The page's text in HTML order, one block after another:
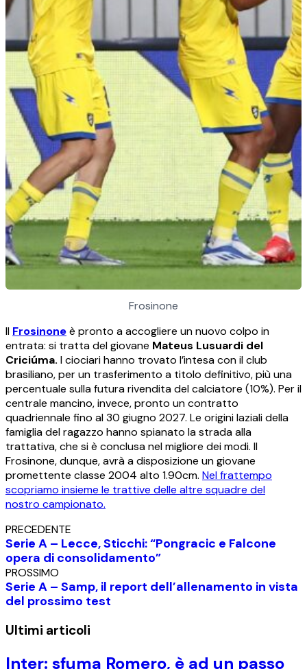
Frosinone
Il Frosinoneè pronto a accogliere un nuovo colpo in
entrata: si tratta del giovane Mateus Lusuardi del
Criciúma. I ciociari hanno trovato l’intesa con il club
brasiliano, per un trasferimento a titolo definitivo, più una
percentuale sulla futura rivendita del calciatore (10%). Per il
centrale mancino, invece, pronto un contratto
quadriennale fino al 30 giugno 2027. Le origini laziali della
famiglia del ragazzo hanno spianato la strada alla
trattativa, che si è conclusa nel migliore dei modi. Il
Frosinone, dunque, avrà a disposizione un giovane
promettente classe 2004 alto 1.90cm. Nel frattempo
scopriamo insieme le trattive delle altre squadre del
nostro campionato.
PRECEDENTE
Serie A – Lecce, Sticchi: “Pongracic e Falcone
opera di consolidamento”
PROSSIMO
Serie A – Samp, il report dell’allenamento in vista
del prossimo test
Ultimi articoli
Inter: sfuma Romero, è ad un passo